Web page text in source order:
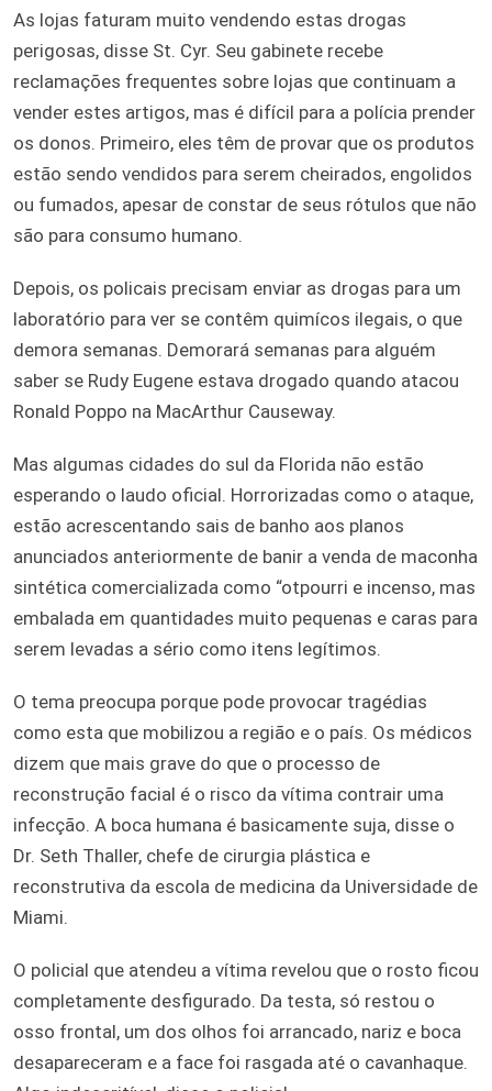
As lojas faturam muito vendendo estas drogas
perigosas, disse St. Cyr. Seu gabinete recebe
reclamações frequentes sobre lojas que continuam a
vender estes artigos, mas é difícil para a polícia prender
os donos. Primeiro, eles têm de provar que os produtos
estão sendo vendidos para serem cheirados, engolidos
ou fumados, apesar de constar de seus rótulos que não
são para consumo humano.
Depois, os policais precisam enviar as drogas para um
laboratório para ver se contêm quimícos ilegais, o que
demora semanas. Demorará semanas para alguém
saber se Rudy Eugene estava drogado quando atacou
Ronald Poppo na MacArthur Causeway.
Mas algumas cidades do sul da Florida não estão
esperando o laudo oficial. Horrorizadas como o ataque,
estão acrescentando sais de banho aos planos
anunciados anteriormente de banir a venda de maconha
sintética comercializada como “otpourri e incenso, mas
embalada em quantidades muito pequenas e caras para
serem levadas a sério como itens legítimos.
O tema preocupa porque pode provocar tragédias
como esta que mobilizou a região e o país. Os médicos
dizem que mais grave do que o processo de
reconstrução facial é o risco da vítima contrair uma
infecção. A boca humana é basicamente suja, disse o
Dr. Seth Thaller, chefe de cirurgia plástica e
reconstrutiva da escola de medicina da Universidade de
Miami.
O policial que atendeu a vítima revelou que o rosto ficou
completamente desfigurado. Da testa, só restou o
osso frontal, um dos olhos foi arrancado, nariz e boca
desapareceram e a face foi rasgada até o cavanhaque.